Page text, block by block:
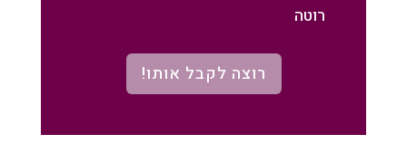
רוטה
רוצה לקבל אותו!